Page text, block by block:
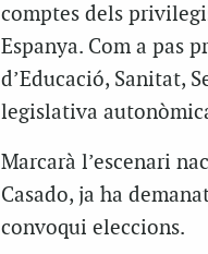
comptes dels
Espanya. Com a pas
d’Educació, Sanitat,
legislativa
Marcarà l’escenari
Casado, ja ha
convoqui eleccions.